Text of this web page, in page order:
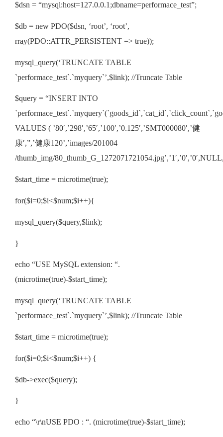
$dsn = “mysql:host=127.0.0.1;dbname=performace_test”;
$db = new PDO($dsn, ‘root’, ‘root’,
rray(PDO::ATTR_PERSISTENT => true));
mysql_query(‘TRUNCATE TABLE
`performace_test`.`myquery`’,$link); //Truncate Table
$query = “INSERT INTO
VALUES ( ’80′,’298′,’65′,’100′,’0.125′,’SMT000080′,’健
康′,”,’健康120’,’images/201004
/thumb_img/
$start_time = microtime(true);
for($i=0;$i<$num;$i++){
mysql_query($query,$link);
}
echo “USE MySQL extension: “.
(microtime(true)-$start_time);
mysql_query(‘TRUNCATE TABLE
`performace_test`.`myquery`’,$link); //Truncate Table
$start_time = microtime(true);
for($i=0;$i<$num;$i++) {
$db->exec($query);
}
echo “\r\nUSE PDO : “. (microtime(true)-$start_time);